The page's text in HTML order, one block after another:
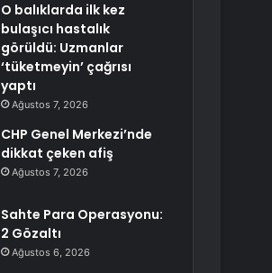
O balıklarda ilk kez
bulaşıcı hastalık
görüldü: Uzmanlar
‘tüketmeyin’ çağrısı
yaptı
Ağustos 7, 2026
CHP Genel Merkezi’nde
dikkat çeken afiş
Ağustos 7, 2026
Sahte Para Operasyonu:
2 Gözaltı
Ağustos 6, 2026